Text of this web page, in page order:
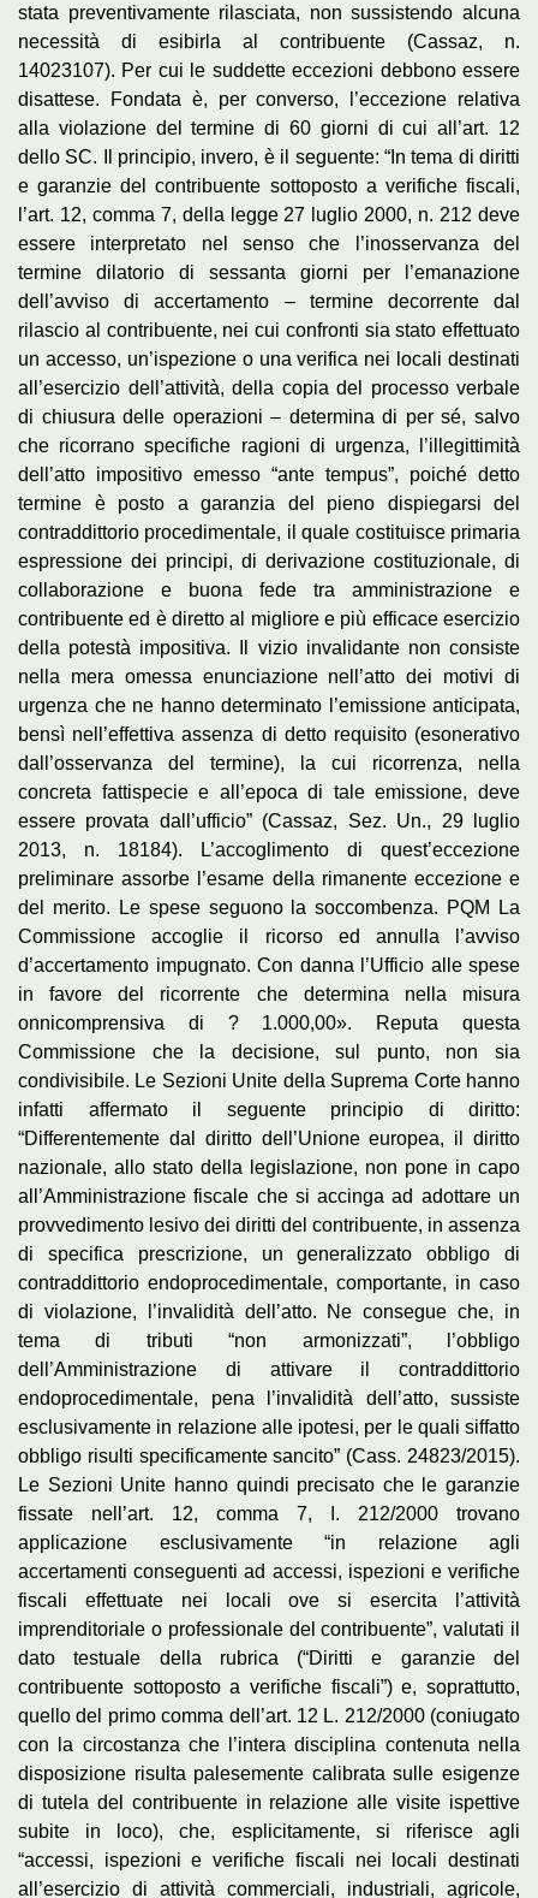
stata preventivamente rilasciata, non sussistendo alcuna
necessità di esibirla al contribuente (Cassaz, n.
14023107). Per cui le suddette eccezioni debbono essere
disattese. Fondata è, per converso, l’eccezione relativa
alla violazione del termine di 60 giorni di cui all’art. 12
dello SC. Il principio, invero, è il seguente: “In tema di diritti
e garanzie del contribuente sottoposto a verifiche fiscali,
l’art. 12, comma 7, della legge 27 luglio 2000, n. 212 deve
essere interpretato nel senso che l’inosservanza del
termine dilatorio di sessanta giorni per l’emanazione
dell’avviso di accertamento – termine decorrente dal
rilascio al contribuente, nei cui confronti sia stato effettuato
un accesso, un’ispezione o una verifica nei locali destinati
all’esercizio dell’attività, della copia del processo verbale
di chiusura delle operazioni – determina di per sé, salvo
che ricorrano specifiche ragioni di urgenza, l’illegittimità
dell’atto impositivo emesso “ante tempus”, poiché detto
termine è posto a garanzia del pieno dispiegarsi del
contraddittorio procedimentale, il quale costituisce primaria
espressione dei principi, di derivazione costituzionale, di
collaborazione e buona fede tra amministrazione e
contribuente ed è diretto al migliore e più efficace esercizio
della potestà impositiva. Il vizio invalidante non consiste
nella mera omessa enunciazione nell’atto dei motivi di
urgenza che ne hanno determinato l’emissione anticipata,
bensì nell’effettiva assenza di detto requisito (esonerativo
dall’osservanza del termine), la cui ricorrenza, nella
concreta fattispecie e all’epoca di tale emissione, deve
essere provata dall’ufficio” (Cassaz, Sez. Un., 29 luglio
2013, n. 18184). L’accoglimento di quest’eccezione
preliminare assorbe l’esame della rimanente eccezione e
del merito. Le spese seguono la soccombenza. PQM La
Commissione accoglie il ricorso ed annulla l’avviso
d’accertamento impugnato. Con danna l’Ufficio alle spese
in favore del ricorrente che determina nella misura
onnicomprensiva di ? 1.000,00». Reputa questa
Commissione che la decisione, sul punto, non sia
condivisibile. Le Sezioni Unite della Suprema Corte hanno
infatti affermato il seguente principio di diritto:
“Differentemente dal diritto dell’Unione europea, il diritto
nazionale, allo stato della legislazione, non pone in capo
all’Amministrazione fiscale che si accinga ad adottare un
provvedimento lesivo dei diritti del contribuente, in assenza
di specifica prescrizione, un generalizzato obbligo di
contraddittorio endoprocedimentale, comportante, in caso
di violazione, l’invalidità dell’atto. Ne consegue che, in
tema di tributi “non armonizzati”, l’obbligo
dell’Amministrazione di attivare il contraddittorio
endoprocedimentale, pena l’invalidità dell’atto, sussiste
esclusivamente in relazione alle ipotesi, per le quali siffatto
obbligo risulti specificamente sancito” (Cass. 24823/2015).
Le Sezioni Unite hanno quindi precisato che le garanzie
fissate nell’art. 12, comma 7, I. 212/2000 trovano
applicazione esclusivamente “in relazione agli
accertamenti conseguenti ad accessi, ispezioni e verifiche
fiscali effettuate nei locali ove si esercita l’attività
imprenditoriale o professionale del contribuente”, valutati il
dato testuale della rubrica (“Diritti e garanzie del
contribuente sottoposto a verifiche fiscali”) e, soprattutto,
quello del primo comma dell’art. 12 L. 212/2000 (coniugato
con la circostanza che l’intera disciplina contenuta nella
disposizione risulta palesemente calibrata sulle esigenze
di tutela del contribuente in relazione alle visite ispettive
subite in loco), che, esplicitamente, si riferisce agli
“accessi, ispezioni e verifiche fiscali nei locali destinati
all’esercizio di attività commerciali, industriali, agricole,